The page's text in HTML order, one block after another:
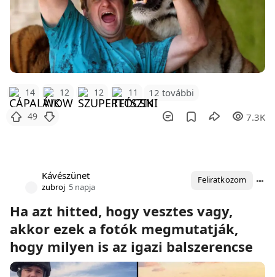
14 12 12 11 12 további
49 7.3K
Kávészünet
zubroj 5 napja
Feliratkozom
Ha azt hitted, hogy vesztes vagy,
akkor ezek a fotók megmutatják,
hogy milyen is az igazi balszerencse